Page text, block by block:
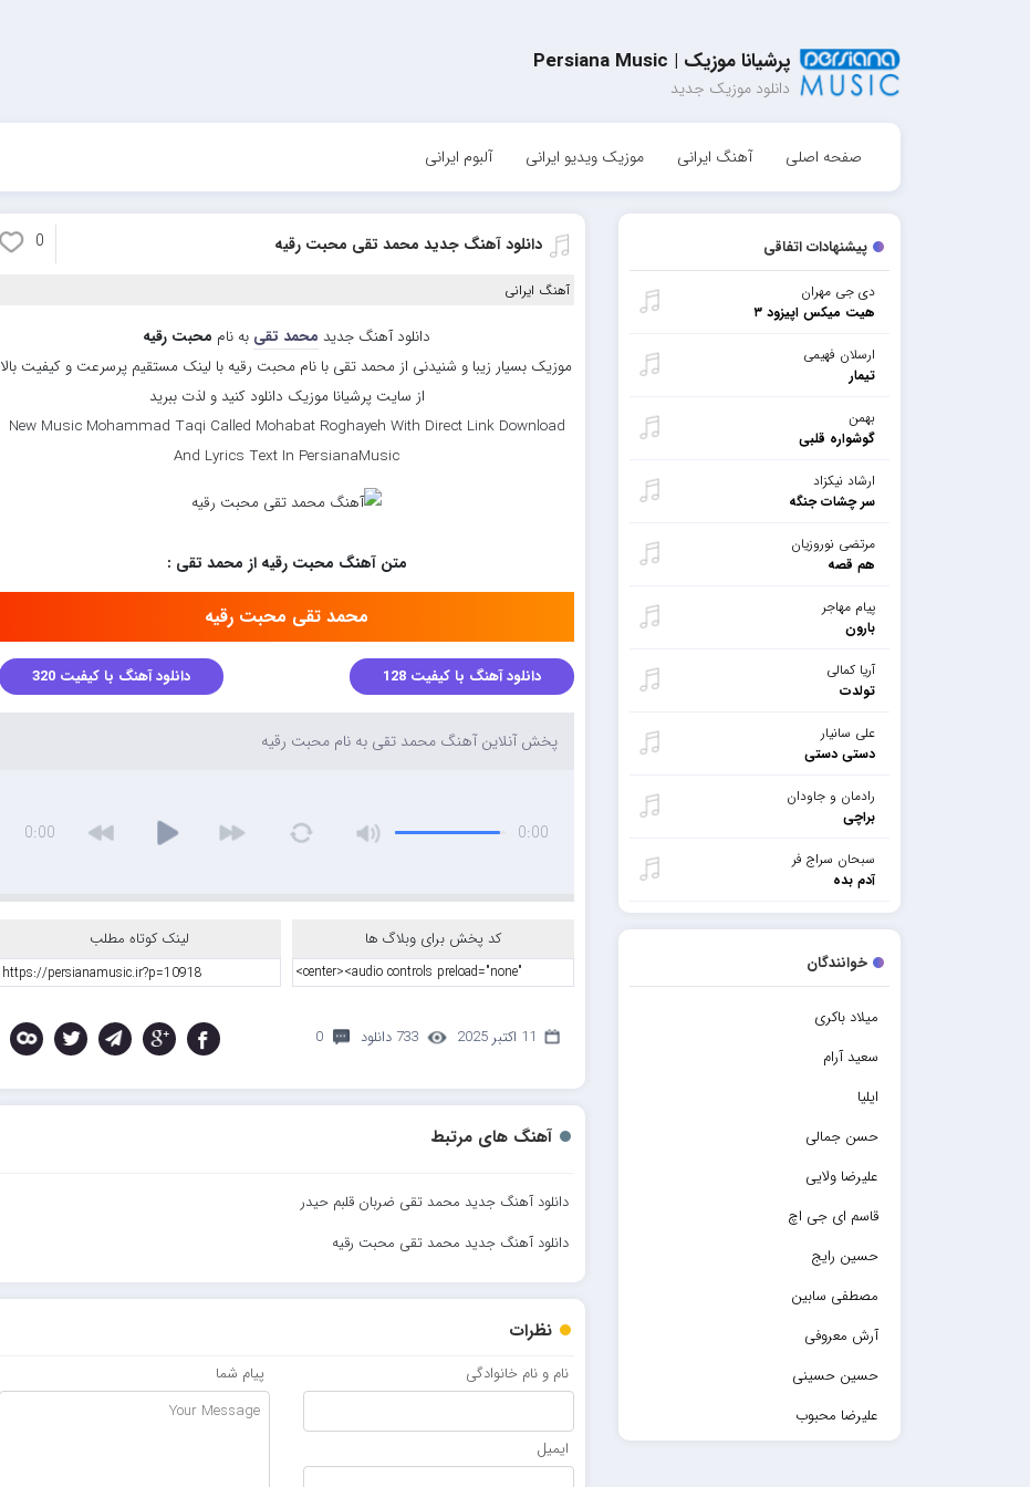
پرشیانا موزیک | Persiana Music
دانلود موزیک جدید
صفحه اصلی آهنگ ایرانی موزیک ویدیو ایرانی آلبوم ایرانی
پیشنهادات اتفاقی
دی جی مهران
هیت میکس اپیزود ۳
ارسلان فهیمی
تیمار
بهمن
گوشواره قلبی
ارشاد نیکزاد
سر چشات جنگه
مرتضی نوروزیان
هم قصه
پیام مهاجر
بارون
آریا کمالی
تولدت
علی سانیار
دستی دستی
رادمان و جاودان
براچی
سبحان سراج فر
آدم بده
خوانندگان
میلاد باکری
سعید آرام
ایلیا
حسن جمالی
علیرضا ولایی
قاسم ای جی اچ
حسین رایج
مصطفی سابین
آرش معروفی
حسین حسینی
علیرضا محبوب
دانلود آهنگ جدید محمد تقی محبت رقیه 0
آهنگ ایرانی
دانلود آهنگ جدید محمد تقی به نام محبت رقیه
موزیک بسیار زیبا و شنیدنی از محمد تقی با نام محبت رقیه با لینک مستقیم پرسرعت و کیفیت بالا
از سایت پرشیانا موزیک دانلود کنید و لذت ببرید
New Music Mohammad Taqi Called Mohabat Roghayeh With Direct Link Download
And Lyrics Text In PersianaMusic
متن آهنگ محبت رقیه از محمد تقی :
محمد تقی محبت رقیه
دانلود آهنگ با کیفیت 128 دانلود آهنگ با کیفیت 320
پخش آنلاین آهنگ محمد تقی به نام محبت رقیه
0:00
0:00
کد پخش برای وبلاگ ها لینک کوتاه مطلب
11 اکتبر 2025 733 دانلود 0
آهنگ های مرتبط
دانلود آهنگ جدید محمد تقی ضربان قلبم حیدر
دانلود آهنگ جدید محمد تقی محبت رقیه
نظرات
نام و نام خانوادگی
ایمیل
پیام شما